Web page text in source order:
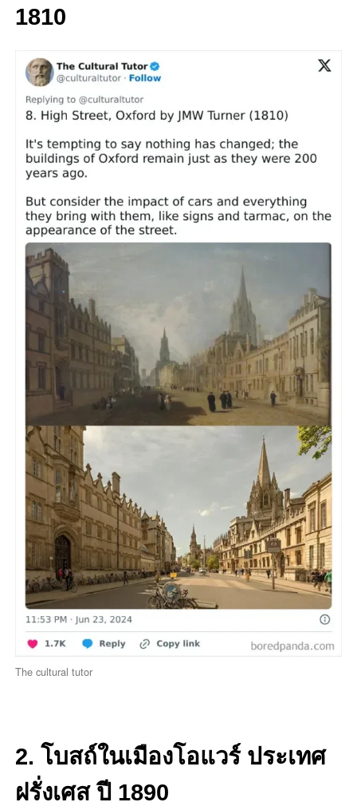
1810
The cultural tutor
2. โบสถ์ในเมืองโอแวร์ ประเทศ
ฝรั่งเศส ปี 1890